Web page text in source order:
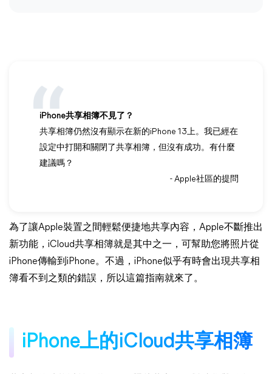
iPhone共享相簿不見了？
共享相簿仍然沒有顯示在新的iPhone 13上。我已經在
設定中打開和關閉了共享相簿，但沒有成功。有什麼
建議嗎？
- Apple社區的提問
為了讓Apple裝置之間輕鬆便捷地共享內容，Apple不斷推出
新功能，iCloud共享相簿就是其中之一，可幫助您將照片從
iPhone傳輸到iPhone。不過，iPhone似乎有時會出現共享相
簿看不到之類的錯誤，所以這篇指南就來了。
iPhone上的iCloud共享相簿